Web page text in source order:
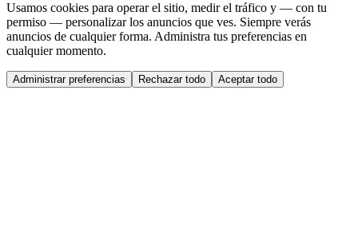
Usamos cookies para operar el sitio, medir el tráfico y — con tu
permiso — personalizar los anuncios que ves. Siempre verás
anuncios de cualquier forma. Administra tus preferencias en
cualquier momento.
Administrar preferencias Rechazar todo Aceptar todo